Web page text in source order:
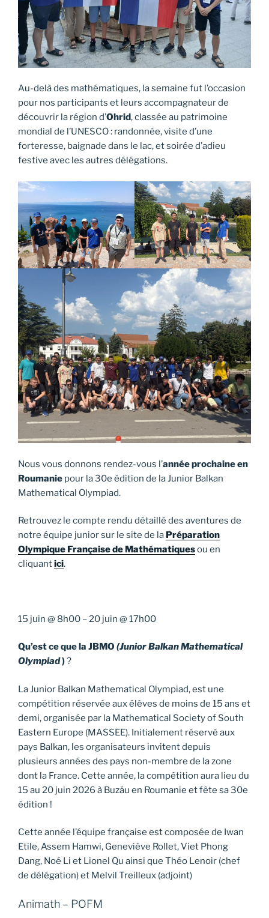
Au-delà des mathématiques, la semaine fut l’occasion
pour nos participants et leurs accompagnateur de
découvrir la région d’Ohrid, classée au patrimoine
mondial de l’UNESCO : randonnée, visite d’une
forteresse, baignade dans le lac, et soirée d’adieu
festive avec les autres délégations.
Nous vous donnons rendez-vous l’année prochaine en
Roumanie pour la 30e édition de la Junior Balkan
Mathematical Olympiad.
Retrouvez le compte rendu détaillé des aventures de
notre équipe junior sur le site de la Préparation
Olympique Française de Mathématiquesou en
cliquantici.
15 juin @ 8h00 –20 juin @ 17h00
Qu’est ce que la JBMO (Junior Balkan Mathematical
Olympiad)?
La Junior Balkan Mathematical Olympiad, est une
compétition réservée aux élèves de moins de 15 ans et
demi, organisée par la Mathematical Society of South
Eastern Europe (MASSEE). Initialement réservé aux
pays Balkan, les organisateurs invitent depuis
plusieurs années des pays non-membre de la zone
dont la France. Cette année, la compétition aura lieu du
15 au 20 juin 2026 à Buzău en Roumanie et fête sa 30e
édition !
Cette année l’équipe française est composée de Iwan
Etile, Assem Hamwi, Geneviève Rollet, Viet Phong
Dang, Noé Li et Lionel Qu ainsi que Théo Lenoir (chef
de délégation) et Melvil Treilleux (adjoint)
Animath – POFM